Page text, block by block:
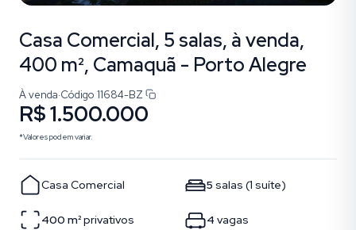
Casa Comercial, 5 salas, à venda,
400 m², Camaquã - Porto Alegre
À venda·Código 11684-BZ
R$ 1.500.000
*Valores podem variar.
Casa Comercial 5 salas (1 suíte)
400 m²privativos 4 vagas